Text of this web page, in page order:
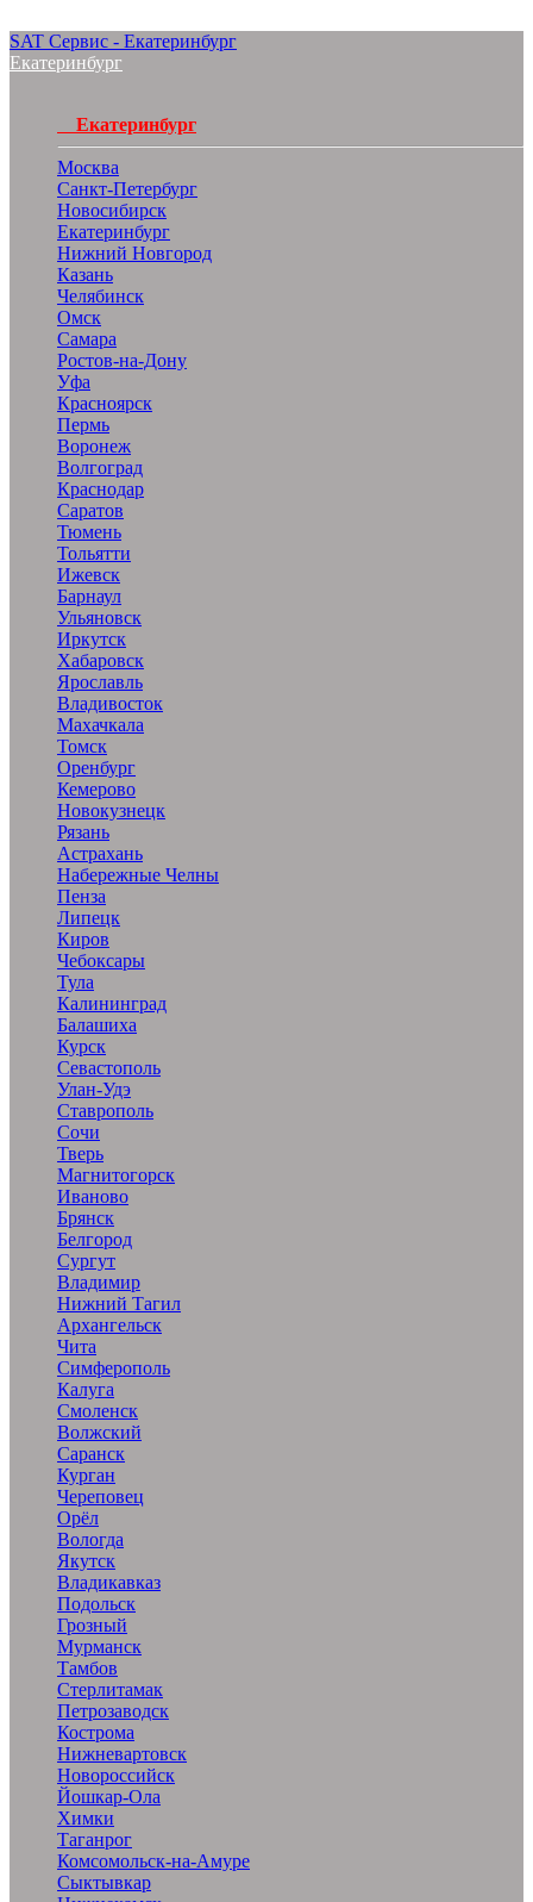
SAT Сервис - Екатеринбург
Екатеринбург
Екатеринбург
Москва
Санкт-Петербург
Новосибирск
Екатеринбург
Нижний Новгород
Казань
Челябинск
Омск
Самара
Ростов-на-Дону
Уфа
Красноярск
Пермь
Воронеж
Волгоград
Краснодар
Саратов
Тюмень
Тольятти
Ижевск
Барнаул
Ульяновск
Иркутск
Хабаровск
Ярославль
Владивосток
Махачкала
Томск
Оренбург
Кемерово
Новокузнецк
Рязань
Астрахань
Набережные Челны
Пенза
Липецк
Киров
Чебоксары
Тула
Калининград
Балашиха
Курск
Севастополь
Улан-Удэ
Ставрополь
Сочи
Тверь
Магнитогорск
Иваново
Брянск
Белгород
Сургут
Владимир
Нижний Тагил
Архангельск
Чита
Симферополь
Калуга
Смоленск
Волжский
Саранск
Курган
Череповец
Орёл
Вологда
Якутск
Владикавказ
Подольск
Грозный
Мурманск
Тамбов
Стерлитамак
Петрозаводск
Кострома
Нижневартовск
Новороссийск
Йошкар-Ола
Химки
Таганрог
Комсомольск-на-Амуре
Сыктывкар